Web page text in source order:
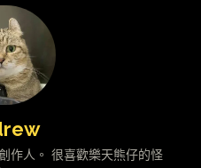
作人。 很喜歡樂天熊仔的怪